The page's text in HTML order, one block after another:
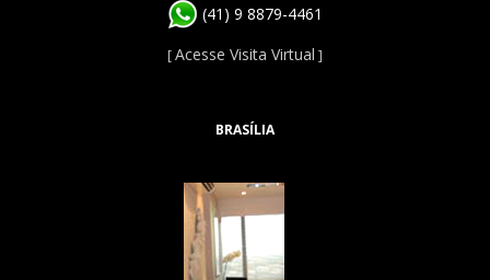
(41) 9 8879-4461
[Acesse Visita Virtual ]
BRASÍLIA